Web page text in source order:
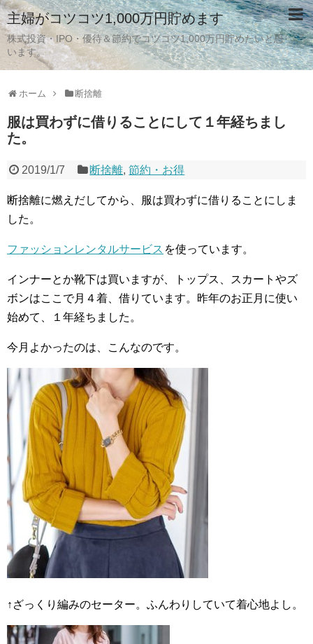
主婦がコツコツ1,000万円貯めます
株式投資・IPO・優待＆節約でコツコツ1,000万円貯めたいと思
います。
ホーム 断捨離
服は買わずに借りることにして１年経ちまし
た。
2019/1/7 断捨離,節約・お得
断捨離に燃えだしてから、服は買わずに借りることにしま
した。
ファッションレンタルサービス を使っています。
インナーとか靴下は買いますが、トップス、スカートやズ
ボンはここで月４着、借りています。昨年のお正月に使い
始めて、１年経ちました。
今月よかったのは、こんなのです。
↑ざっくり編みのセーター。ふんわりしていて着心地よし。